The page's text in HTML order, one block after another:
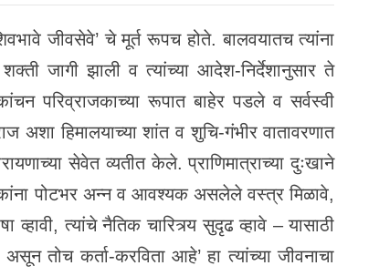
जीवसेवे’ चे मूर्त रूपच होते. बालवयातच त्यांना
शक्ती जागी झाली व त्यांच्या आदेश-निर्देशानुसार ते
परिव्राजकाच्या रूपात बाहेर पडले व सर्वस्वी
अशा हिमालयाच्या शांत व शुचि-गंभीर वातावरणात
सेवेत व्यतीत केले. प्राणिमात्राच्या दुःखाने
पोटभर अन्न व आवश्यक असलेले वस्त्र मिळावे,
व्हावी, त्यांचे नैतिक चारित्र्य सुदृढ व्हावे – यासाठी
असून तोच कर्ता-करविता आहे’ हा त्यांच्या जीवनाचा